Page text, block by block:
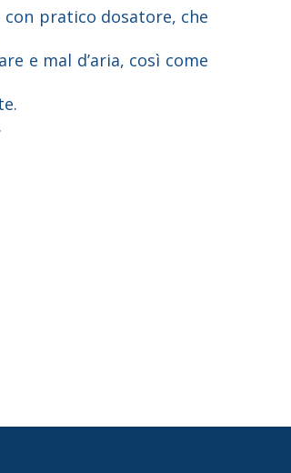
con pratico dosatore, che
e mal d’aria, così come